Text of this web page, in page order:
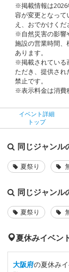
※掲載情報は2026
容が変更となって
え、おでかけくだ
※自然災害の影響
施設の営業時間
あります。
※掲載されている
ただき、提供さ
禁止です。
※表示料金は消費
イベント詳細
トップ
同じジャンル
夏祭り
同じジャンル
夏祭り
夏休みイベン
大阪府の夏休み